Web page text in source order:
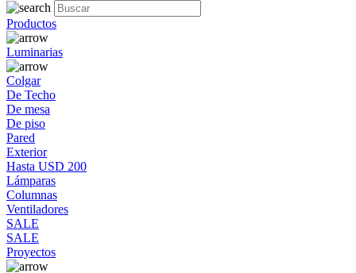
Productos
Luminarias
Colgar
De Techo
De mesa
De piso
Pared
Exterior
Hasta USD 200
Lámparas
Columnas
Ventiladores
SALE
SALE
Proyectos